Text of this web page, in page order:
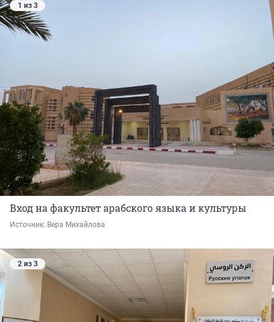
1 из 3
Вход на факультет арабского языка и культуры
Источник: Вера Михайлова
2 из 3